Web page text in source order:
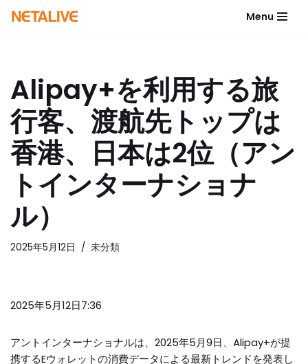
ン
ツ
へ
ス
キ
ッ
Menu
Alipay+を利用する旅
行客、渡航先トップは
香港、日本は2位（アン
トインターナショナ
ル）
2025年5月12日 未分類
2025年5月12日7:36
アントインターナショナルは、2025年5月9日、Alipay+が提
携するEウォレットの消費データによる最新トレンドを発表し